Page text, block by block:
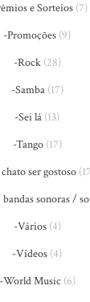
e Sorteios(7)
-Promoções (9)
-Rock(28)
-Samba(17)
-Sei lá (13)
-Tango(17)
ser gostoso
sonoras /
-Vários(4)
-Vídeos (4)
-World Music (6)